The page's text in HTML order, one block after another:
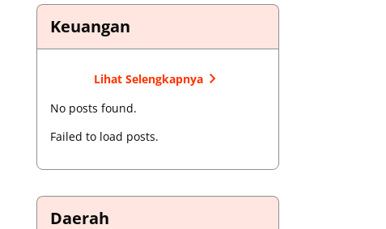
Keuangan
Lihat Selengkapnya
No posts found.
Failed to load posts.
Daerah